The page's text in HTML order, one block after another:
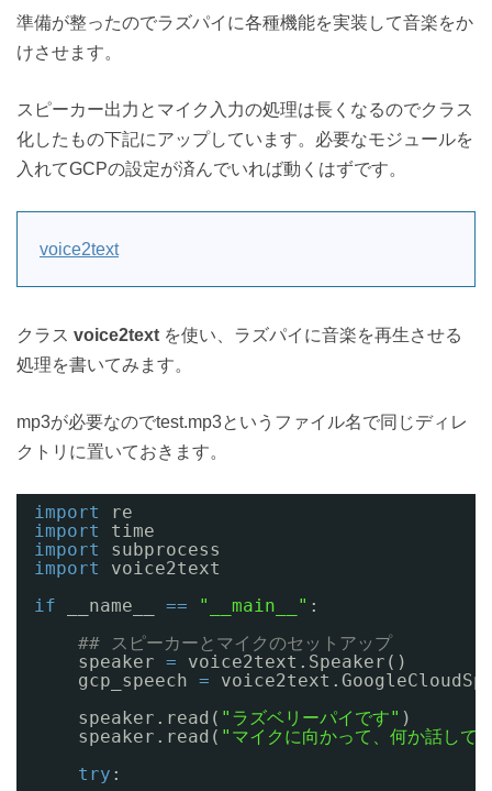
準備が整ったのでラズパイに各種機能を実装して音楽をか
けさせます。
スピーカー出力とマイク入力の処理は長くなるのでクラス
化したもの下記にアップしています。必要なモジュールを
入れてGCPの設定が済んでいれば動くはずです。
voice2text
クラス voice2text を使い、ラズパイに音楽を再生させる
処理を書いてみます。
mp3が必要なのでtest.mp3というファイル名で同じディレ
クトリに置いておきます。
import
re
import
time
import
subprocess
import
voice2text
if
__name__ == "__main__" :
## スピーカーとマイクのセットアップ
speaker =
voice2text.Speaker()
gcp_speech =
speaker.read( "ラズベリーパイです" )
speaker.read( "マイクに向かって、何か話して
try :